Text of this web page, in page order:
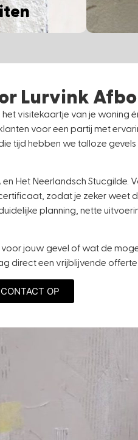
Lurvink
het visitekaartje van je woning
voor een partij met
tijd hebben we talloze
Het Neerlandsch Stucgilde.
zodat je zeker weet
planning, nette
jouw gevel of wat de
direct een vrijblijvende offerte
OP